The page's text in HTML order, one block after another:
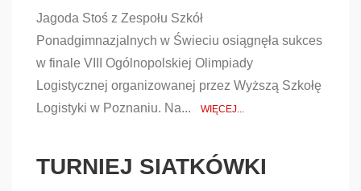
Jagoda Stoś z Zespołu Szkół
Ponadgimnazjalnych w Świeciu osiągnęła sukces
w finale VIII Ogólnopolskiej Olimpiady
Logistycznej organizowanej przez Wyższą Szkołę
Logistyki w Poznaniu. Na...
WIĘCEJ...
TURNIEJ SIATKÓWKI